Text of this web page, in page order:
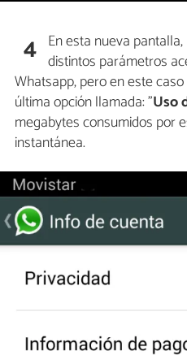
4 En esta nueva
distintos parámetros
Whatsapp, pero en este
última opción llamada: "Uso
megabytes consumidos por
instantánea.